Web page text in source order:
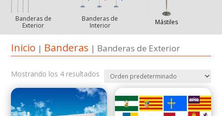
Banderas de
Exterior
Banderas de
Interior
Mástiles
Inicio | Banderas | Banderas de Exterior
Mostrando los 4 resultados